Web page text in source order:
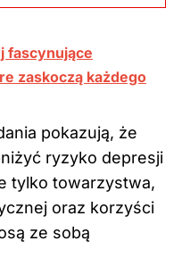
fascynujące
zaskoczą każdego
pokazują, że
ryzyko depresji
tylko towarzystwa,
oraz korzyści
ze sobą